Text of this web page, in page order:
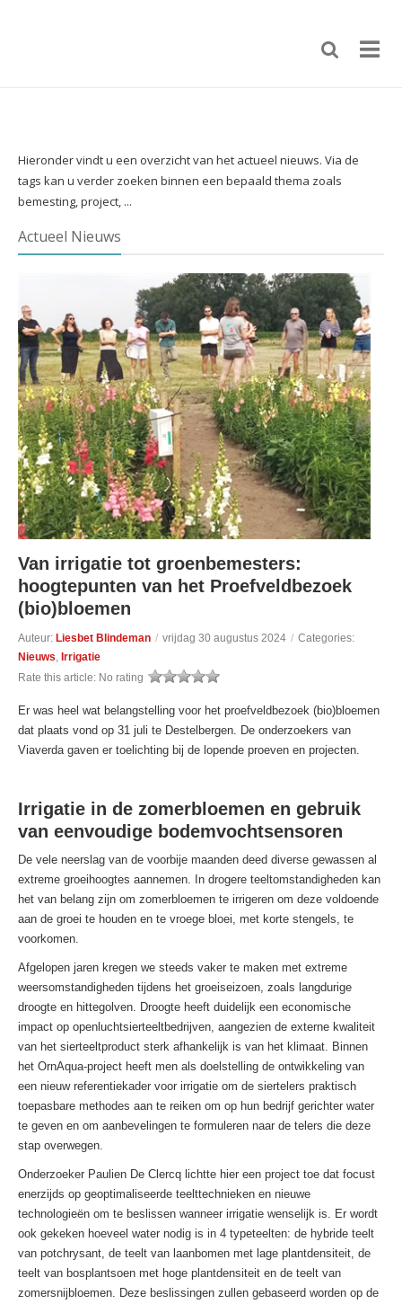
Hieronder vindt u een overzicht van het actueel nieuws. Via de
tags kan u verder zoeken binnen een bepaald thema zoals
bemesting, project, ...
Actueel Nieuws
Van irrigatie tot groenbemesters:
hoogtepunten van het Proefveldbezoek
(bio)bloemen
Auteur: Liesbet Blindeman / vrijdag 30 augustus 2024 / Categories:
Nieuws Irrigatie
Rate this article: No rating
Er was heel wat belangstelling voor het proefveldbezoek (bio)bloemen
dat plaats vond op 31 juli te Destelbergen. De onderzoekers van
Viaverda gaven er toelichting bij de lopende proeven en projecten.
Irrigatie in de zomerbloemen en gebruik
van eenvoudige bodemvochtsensoren
De vele neerslag van de voorbije maanden deed diverse gewassen al
extreme groeihoogtes aannemen. In drogere teeltomstandigheden kan
het van belang zijn om zomerbloemen te irrigeren om deze voldoende
aan de groei te houden en te vroege bloei, met korte stengels, te
voorkomen.
Afgelopen jaren kregen we steeds vaker te maken met extreme
weersomstandigheden tijdens het groeiseizoen, zoals langdurige
droogte en hittegolven. Droogte heeft duidelijk een economische
impact op openluchtsierteeltbedrijven, aangezien de externe kwaliteit
van het sierteeltproduct sterk afhankelijk is van het klimaat. Binnen
het OrnAqua-project heeft men als doelstelling de ontwikkeling van
een nieuw referentiekader voor irrigatie om de siertelers praktisch
toepasbare methodes aan te reiken om op hun bedrijf gerichter water
te geven en om aanbevelingen te formuleren naar de telers die deze
stap overwegen.
Onderzoeker Paulien De Clercq lichtte hier een project toe dat focust
enerzijds op geoptimaliseerde teelttechnieken en nieuwe
technologieën om te beslissen wanneer irrigatie wenselijk is. Er wordt
ook gekeken hoeveel water nodig is in 4 typeteelten: de hybride teelt
van potchrysant, de teelt van laanbomen met lage plantdensiteit, de
teelt van bosplantsoen met hoge plantdensiteit en de teelt van
zomersnijbloemen. Deze beslissingen zullen gebaseerd worden op de